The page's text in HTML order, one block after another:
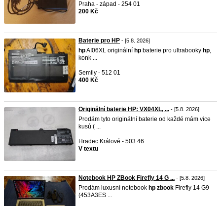
Praha - západ - 254 01
200 Kč
Baterie pro HP - [5.8. 2026]
hpAI06XL originální hp baterie pro ultrabooky hp,
konk ...
Semily - 512 01
400 Kč
Originální baterie HP: VX04XL, ... - [5.8. 2026]
Prodám tyto originální baterie od každé mám vice
kusů ( ...
Hradec Králové - 503 46
V textu
Notebook HP ZBook Firefly 14 G ... - [5.8. 2026]
Prodám luxusní notebook hp zbook Firefly 14 G9
(453A3ES ...